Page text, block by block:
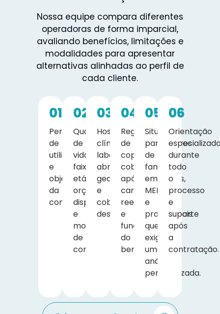
Nossa equipe compara diferentes
operadoras de forma imparcial,
avaliando benefícios, limitações e
modalidades para apresentar
alternativas alinhadas ao perfil de
cada cliente.
01
Perfil
de
utilização
e
objetivos
da
contratação.
02
Quantidade
de
vidas,
faixa
etária,
orçamento
disponível
e
modalidade
de
contratação.
03
Hospitais,
clínicas,
laboratórios,
abrangência
geográfica
e
cobertura
desejada.
04
Regras
de
coparticipação,
cobertura
após
carência,
reembolso
e
funcionamento
do
benefício.
05
Situações
particulares
de
famílias,
empresas,
MEIs
e
profissionais
que
exigem
uma
análise
personalizada.
06
Orientação
durante
todo
o
processo
e
suporte
após
a
contratação.